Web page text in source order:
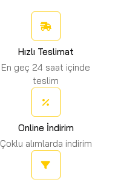
Hızlı Teslimat
En geç 24 saat içinde
teslim
Online İndirim
Çoklu alımlarda indirim